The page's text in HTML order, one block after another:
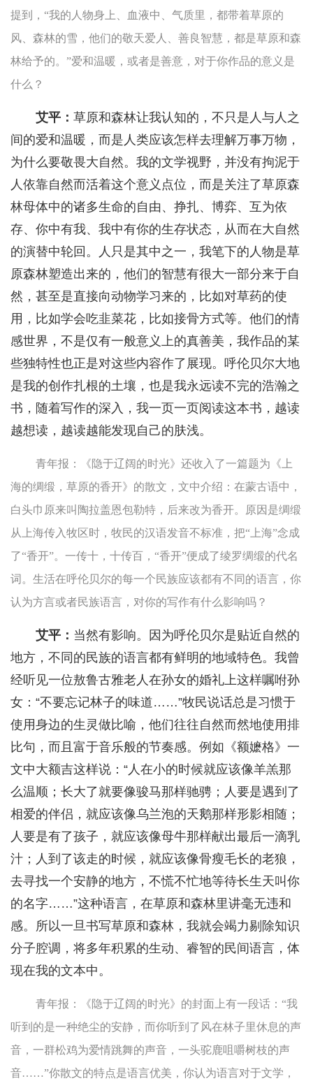
提到，“我的人物身上、血液中、气质里，都带着草原的
风、森林的雪，他们的敬天爱人、善良智慧，都是草原和森
林给予的。”爱和温暖，或者是善意，对于你作品的意义是
什么？
艾平： 草原和森林让我认知的，不只是人与人之
间的爱和温暖，而是人类应该怎样去理解万事万物，
为什么要敬畏大自然。我的文学视野，并没有拘泥于
人依靠自然而活着这个意义点位，而是关注了草原森
林母体中的诸多生命的自由、挣扎、博弈、互为依
存、你中有我、我中有你的生存状态，从而在大自然
的演替中轮回。人只是其中之一，我笔下的人物是草
原森林塑造出来的，他们的智慧有很大一部分来于自
然，甚至是直接向动物学习来的，比如对草药的使
用，比如学会吃韭菜花，比如接骨方式等。他们的情
感世界，不是仅有一般意义上的真善美，我作品的某
些独特性也正是对这些内容作了展现。呼伦贝尔大地
是我的创作扎根的土壤，也是我永远读不完的浩瀚之
书，随着写作的深入，我一页一页阅读这本书，越读
越想读，越读越能发现自己的肤浅。
青年报：《隐于辽阔的时光》还收入了一篇题为《上
海的绸缎，草原的香开》的散文，文中介绍：在蒙古语中，
白头巾原来叫陶拉盖恩包勒特，后来改为香开。原因是绸缎
从上海传入牧区时，牧民的汉语发音不标准，把“上海”念成
了“香开”。一传十，十传百，“香开”便成了绫罗绸缎的代名
词。生活在呼伦贝尔的每一个民族应该都有不同的语言，你
认为方言或者民族语言，对你的写作有什么影响吗？
艾平： 当然有影响。因为呼伦贝尔是贴近自然的
地方，不同的民族的语言都有鲜明的地域特色。我曾
经听见一位敖鲁古雅老人在孙女的婚礼上这样嘱咐孙
女：“不要忘记林子的味道……”牧民说话总是习惯于
使用身边的生灵做比喻，他们往往自然而然地使用排
比句，而且富于音乐般的节奏感。例如《额嬷格》一
文中大额吉这样说：“人在小的时候就应该像羊羔那
么温顺；长大了就要像骏马那样驰骋；人要是遇到了
相爱的伴侣，就应该像乌兰泡的天鹅那样形影相随；
人要是有了孩子，就应该像母牛那样献出最后一滴乳
汁；人到了该走的时候，就应该像骨瘦毛长的老狼，
去寻找一个安静的地方，不慌不忙地等待长生天叫你
的名字……”这种语言，在草原和森林里讲毫无违和
感。所以一旦书写草原和森林，我就会竭力剔除知识
分子腔调，将多年积累的生动、睿智的民间语言，体
现在我的文本中。
青年报：《隐于辽阔的时光》的封面上有一段话：“我
听到的是一种绝尘的安静，而你听到了风在林子里休息的声
音，一群松鸡为爱情跳舞的声音，一头驼鹿咀嚼树枝的声
音……”你散文的特点是语言优美，你认为语言对于文学，